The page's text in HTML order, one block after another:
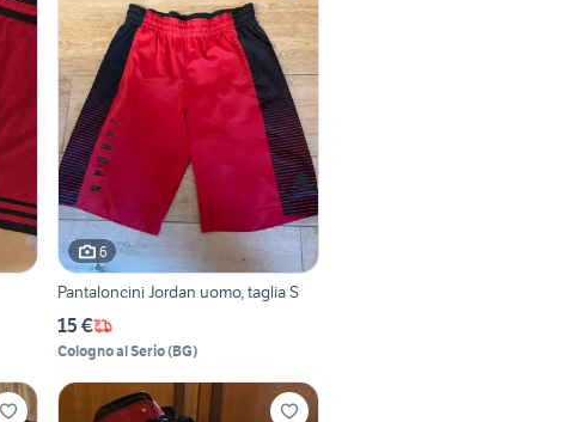
6
Pantaloncini Jordan uomo, taglia S
15 €
Cologno al Serio(BG)